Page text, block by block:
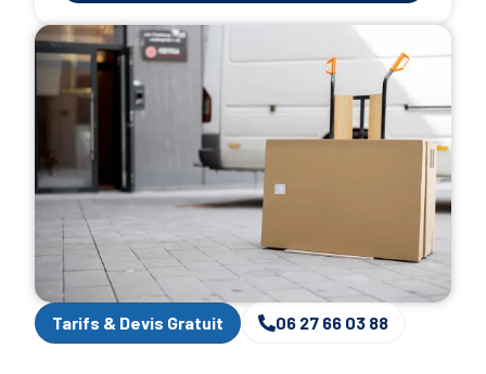
Tarifs & Devis Gratuit 06 27 66 03 88